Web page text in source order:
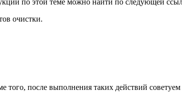
по этой теме можно найти по следующей
очистки.
после выполнения таких действий